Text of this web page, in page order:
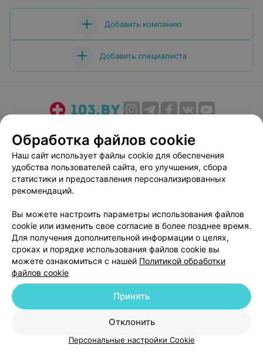
Добавить компанию
Добавить специалиста
Медицинский маркетинг
Публичный договор
Пользовательское соглашение
Способы оплаты
Вакансии
Партнеры
Написать руководителю 103.by
Персональные настройки cookie
Обработка персональных данных
© 2026 ООО «Артокс Лаб», УНП 191700409| 220012, Республика Беларусь,
г. Минск, улица Толбухина, 2, пом. 16 | help@103.by
Обработка файлов cookie
Наш сайт использует файлы cookie для обеспечения
удобства пользователей сайта, его улучшения, сбора
статистики и предоставления персонализированных
рекомендаций.
Вы можете настроить параметры использования файлов
cookie или изменить свое согласие в более позднее время.
Для получения дополнительной информации о целях,
сроках и порядке использования файлов cookie вы
можете ознакомиться с нашей Политикой обработки
файлов cookie
Отклонить
Принять
Персональные настройки Cookie